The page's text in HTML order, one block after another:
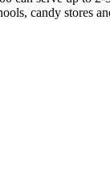
candy stores